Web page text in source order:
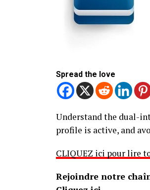
Spread the love
Understand the dual-
profile is active, and
CLIQUEZ ici pour lire
Rejoindre notre